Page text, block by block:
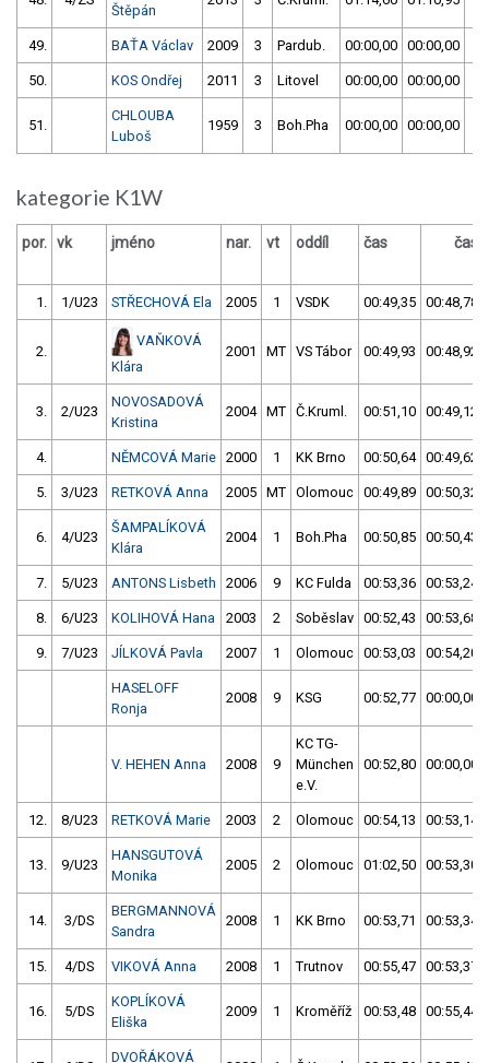
Štěpán
49. BAŤA Václav 2009 3 Pardub. 00:00,00 00:00,00
50. KOS Ondřej 2011 3 Litovel 00:00,00 00:00,00
51.
CHLOUBA
Luboš
1959 3 Boh.Pha 00:00,00 00:00,00
kategorie K1W
por. vk jméno nar. vt oddíl čas čas
1. 1/U23 STŘECHOVÁ Ela 2005 1 VSDK 00:49,35 00:48,78
2.
VAŇKOVÁ
Klára
2001 MT VS Tábor 00:49,93 00:48,92
3. 2/U23
NOVOSADOVÁ
Kristina
2004 MT Č.Kruml. 00:51,10 00:49,12
4. NĚMCOVÁ Marie 2000 1 KK Brno 00:50,64 00:49,62
5. 3/U23 RETKOVÁ Anna 2005 MT Olomouc 00:49,89 00:50,32
6. 4/U23
ŠAMPALÍKOVÁ
Klára
2004 1 Boh.Pha 00:50,85 00:50,43
7. 5/U23 ANTONS Lisbeth 2006 9 KC Fulda 00:53,36 00:53,24
8. 6/U23 KOLIHOVÁ Hana 2003 2 Soběslav 00:52,43 00:53,68
9. 7/U23 JÍLKOVÁ Pavla 2007 1 Olomouc 00:53,03 00:54,20
HASELOFF
Ronja
2008 9 KSG 00:52,77 00:00,00
V. HEHEN Anna 2008 9
KC TG-
München
e.V.
00:52,80 00:00,00
12. 8/U23 RETKOVÁ Marie 2003 2 Olomouc 00:54,13 00:53,14
13. 9/U23
HANSGUTOVÁ
Monika
2005 2 Olomouc 01:02,50 00:53,30
14. 3/DS
BERGMANNOVÁ
Sandra
2008 1 KK Brno 00:53,71 00:53,34
15. 4/DS VIKOVÁ Anna 2008 1 Trutnov 00:55,47 00:53,37
16. 5/DS
KOPLÍKOVÁ
Eliška
2009 1 Kroměříž 00:53,48 00:55,44
DVOŘÁKOVÁ